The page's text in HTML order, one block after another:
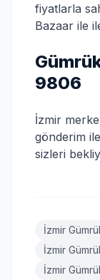
fiyatlarla
Bazaar ile
9806
İzmir
gönderim
sizleri
İzmir
İzmir
İzmir